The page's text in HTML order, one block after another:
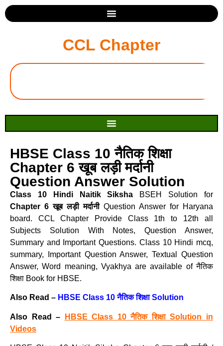
CCL Chapter
HBSE Class 10 नैतिक शिक्षा
Chapter 6 खूब लड़ी मर्दानी
Question Answer Solution
Class 10 Hindi Naitik Siksha BSEH Solution for
Chapter 6 खूब लड़ी मर्दानीQuestion Answer for Haryana
board. CCL Chapter Provide Class 1th to 12th all
Subjects Solution With Notes, Question Answer,
Summary and Important Questions. Class 10 Hindi mcq,
summary, Important Question Answer, Textual Question
Answer, Word meaning, Vyakhya are available of नैतिक
शिक्षा Book for HBSE.
Also Read – HBSE Class 10 नैतिक शिक्षा Solution
Also Read –
HBSE Class 10 नैतिक शिक्षा Solution in
Videos